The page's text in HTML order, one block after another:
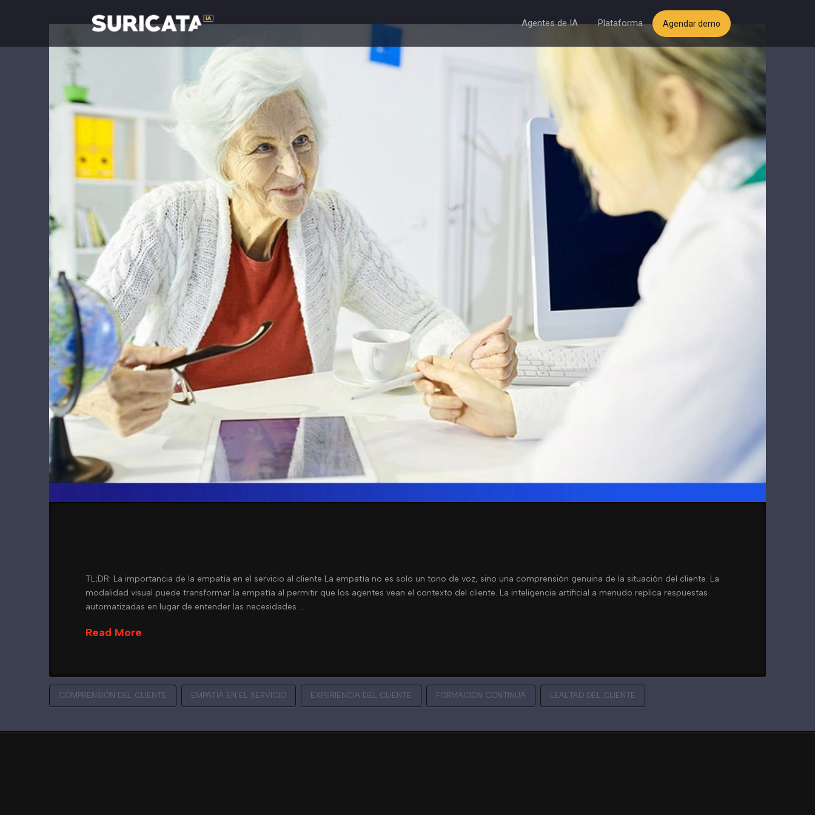
Agentes de IA Plataforma Agendar demo
TL;DR: La importancia de la empatía en el servicio al cliente La empatía no es solo un tono de voz, sino una comprensión genuina de la situación del cliente. La
modalidad visual puede transformar la empatía al permitir que los agentes vean el contexto del cliente. La inteligencia artificial a menudo replica respuestas
automatizadas en lugar de entender las necesidades …
Read More
COMPRENSIÓN DEL CLIENTE EMPATÍA EN EL SERVICIO EXPERIENCIA DEL CLIENTE FORMACIÓN CONTINUA LEALTAD DEL CLIENTE